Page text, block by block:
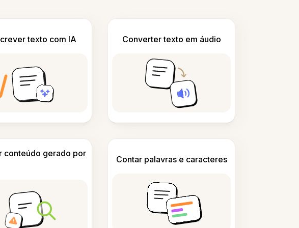
texto com IA Converter texto em áudio
conteúdo gerado por
Contar palavras e caracteres